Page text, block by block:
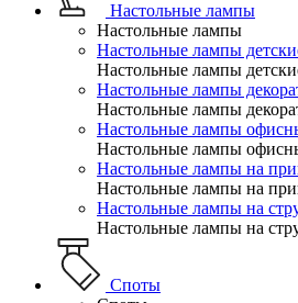
Настольные лампы
Настольные лампы
Настольные лампы
Настольные лампы
Настольные лампы
Настольные лампы
Настольные лампы
Настольные лампы
Настольные лампы на
Настольные лампы на
Настольные лампы на
Настольные лампы на
Споты